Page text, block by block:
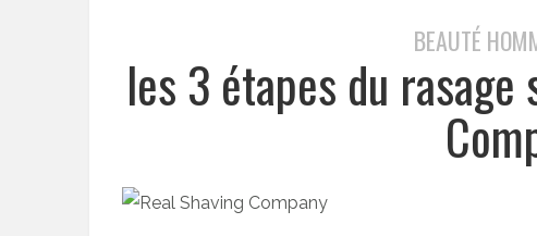
BEAUTÉ
les 3 étapes du rasage